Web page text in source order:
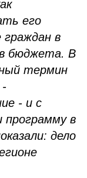
его
граждан в
бюджета. В
термин
-
- и с
программу в
дело